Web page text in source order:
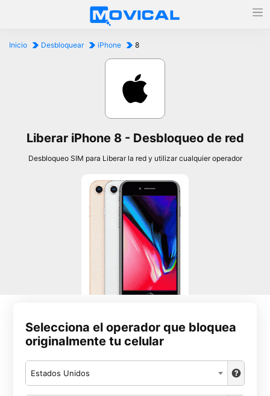
Inicio Desbloquear iPhone 8
Liberar iPhone 8 - Desbloqueo de red
Desbloqueo SIM para Liberar la red y utilizar cualquier operador
Selecciona el operador que bloquea
originalmente tu celular
Estados Unidos